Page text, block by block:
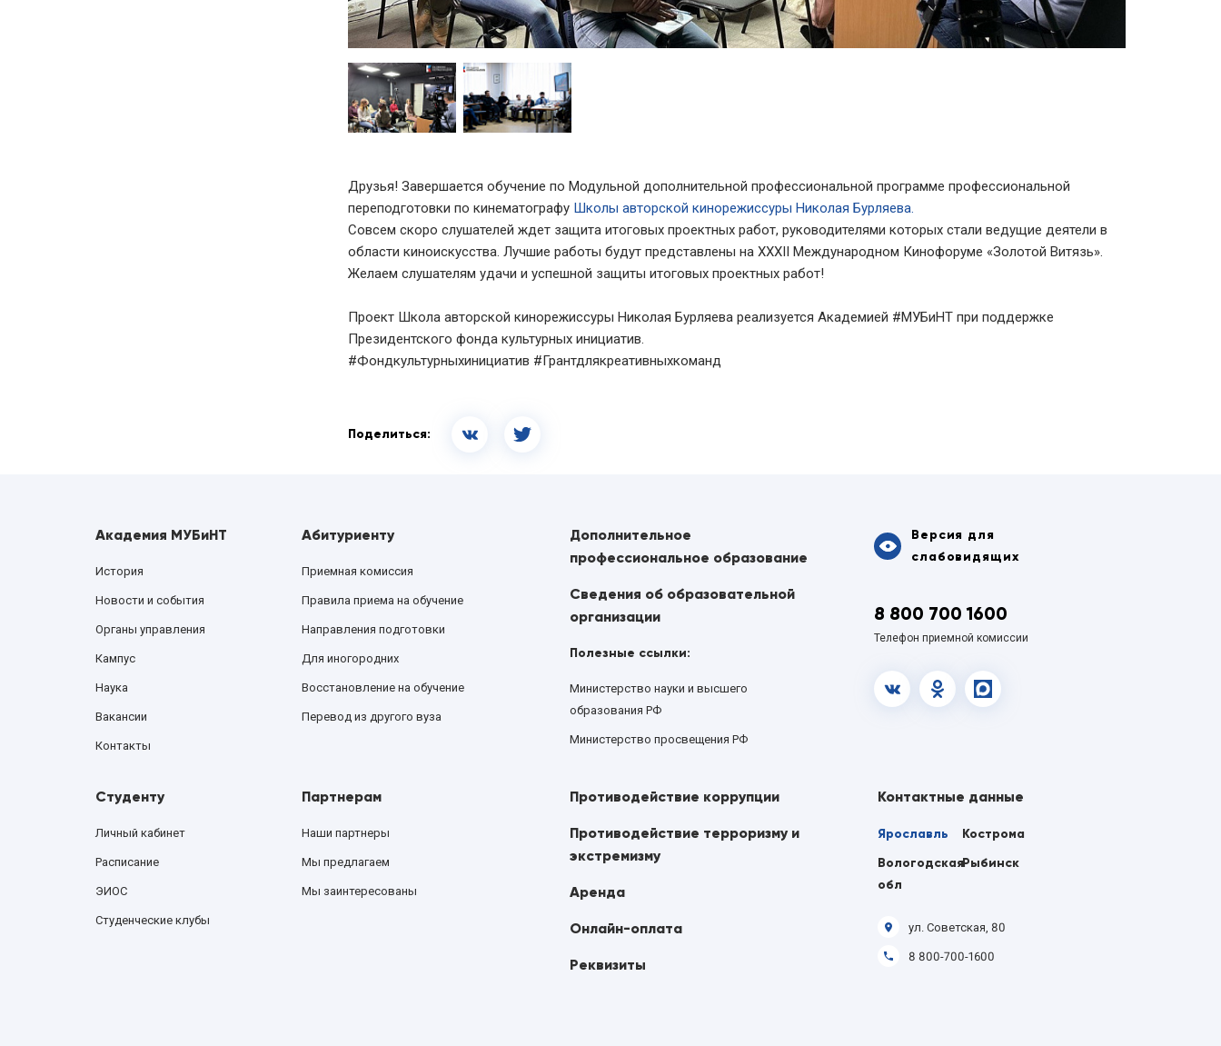
Друзья! Завершается обучение по Модульной дополнительной профессиональной программе профессиональной
переподготовки по кинематографу Школы авторской кинорежиссуры Николая Бурляева.
Совсем скоро слушателей ждет защита итоговых проектных работ, руководителями которых стали ведущие деятели в
области киноискусства. Лучшие работы будут представлены на ХXXII Международном Кинофоруме «Золотой Витязь».
Желаем слушателям удачи и успешной защиты итоговых проектных работ!
Проект Школа авторской кинорежиссуры Николая Бурляева реализуется Академией #МУБиНТ при поддержке
Президентского фонда культурных инициатив.
#Фондкультурныхинициатив #Грантдлякреативныхкоманд
Поделиться:
Академия МУБиНТ
История
Новости и события
Органы управления
Кампус
Наука
Вакансии
Контакты
Абитуриенту
Приемная комиссия
Правила приема на обучение
Направления подготовки
Для иногородних
Восстановление на обучение
Перевод из другого вуза
Дополнительное
профессиональное образование
Сведения об образовательной
организации
Полезные ссылки:
Министерство науки и высшего
образования РФ
Министерство просвещения РФ
Версия для
слабовидящих
8 800 700 1600
Телефон приемной комиссии
vk.com
Студенту
Личный кабинет
Расписание
ЭИОС
Студенческие клубы
Партнерам
Наши партнеры
Мы предлагаем
Мы заинтересованы
Противодействие коррупции
Противодействие терроризму и
экстремизму
Аренда
Онлайн-оплата
Реквизиты
Контактные данные
Ярославль
Кострома
Вологодская
обл
Рыбинск
ул. Советская, 80
8 800-700-1600